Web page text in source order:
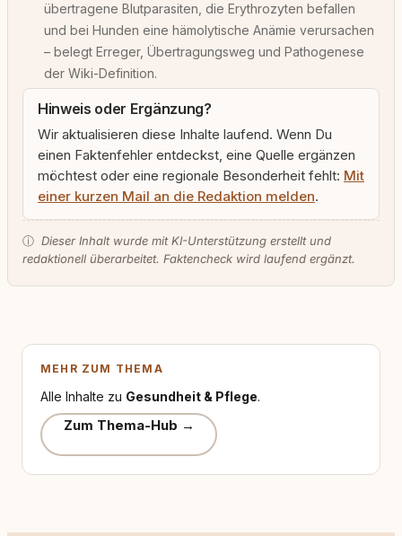
übertragene Blutparasiten, die Erythrozyten befallen
und bei Hunden eine hämolytische Anämie verursachen
– belegt Erreger, Übertragungsweg und Pathogenese
der Wiki-Definition.
Hinweis oder Ergänzung?
Wir aktualisieren diese Inhalte laufend. Wenn Du
einen Faktenfehler entdeckst, eine Quelle ergänzen
möchtest oder eine regionale Besonderheit fehlt: Mit
einer kurzen Mail an die Redaktion melden.
ⓘ Dieser Inhalt wurde mit KI-Unterstützung erstellt und
redaktionell überarbeitet. Faktencheck wird laufend ergänzt.
MEHR ZUM THEMA
Alle Inhalte zu Gesundheit & Pflege.
Zum Thema-Hub →